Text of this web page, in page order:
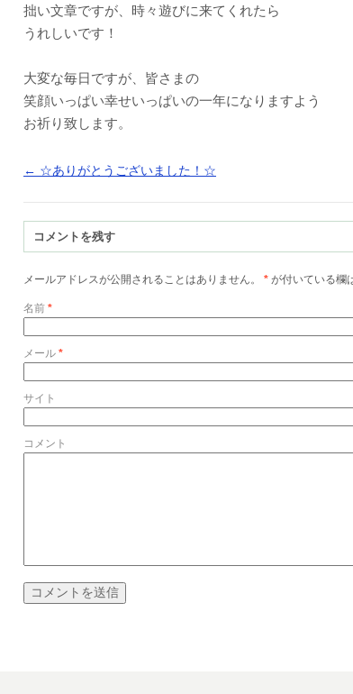
拙い文章ですが、時々遊びに来てくれたら
うれしいです！
大変な毎日ですが、皆さまの
笑顔いっぱい幸せいっぱいの一年になりますよう
お祈り致します。
← ☆ありがとうございました！☆
コメントを残す
メールアドレスが公開されることはありません。 * が付いている欄
名前 *
メール *
サイト
コメント